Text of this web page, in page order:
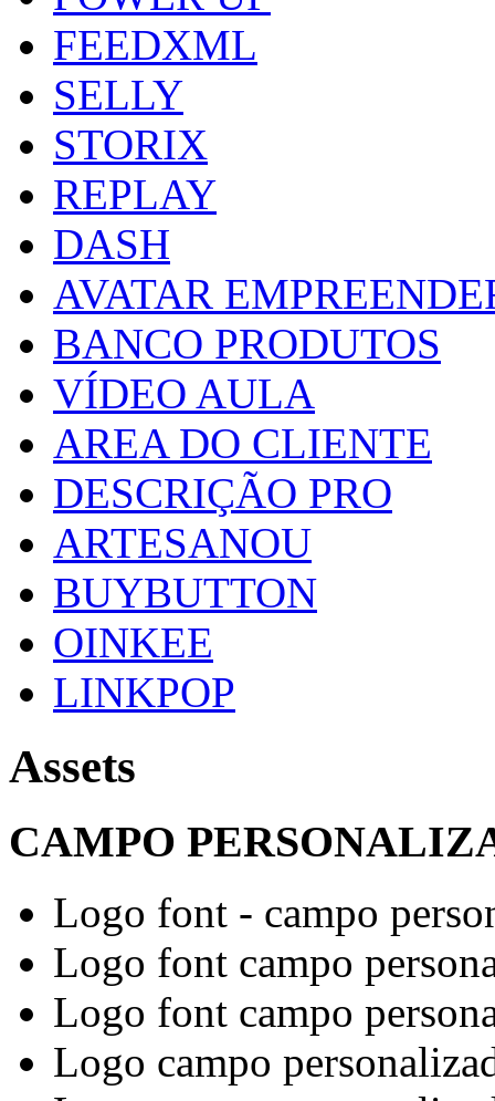
FEEDXML
SELLY
STORIX
REPLAY
DASH
AVATAR
BANCO PRODUTOS
VÍDEO AULA
AREA DO CLIENTE
DESCRIÇÃO PRO
ARTESANOU
BUYBUTTON
OINKEE
LINKPOP
Assets
CAMPO
Logo font - campo
Logo font campo
Logo font campo
Logo campo